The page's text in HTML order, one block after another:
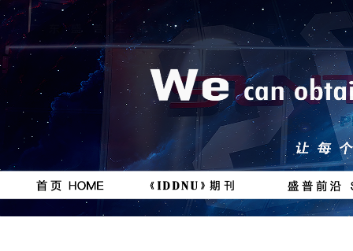
按钮
#
按钮